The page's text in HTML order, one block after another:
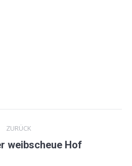
ZURÜCK
Vorheriger
weibscheue Hof